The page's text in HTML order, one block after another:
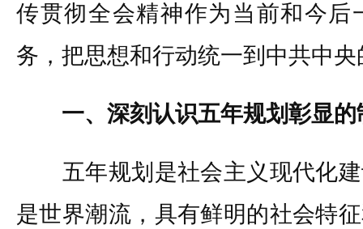
传贯彻全会精神作为当前和今后
务，把思想和行动统一到中共中
一、深刻认识五年规划彰显
五年规划是社会主义现代化建
是世界潮流，具有鲜明的社会特